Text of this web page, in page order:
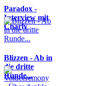
Paradox -
Interview mit
Charly
Blizzen - Ab in
die dritte
Runde...